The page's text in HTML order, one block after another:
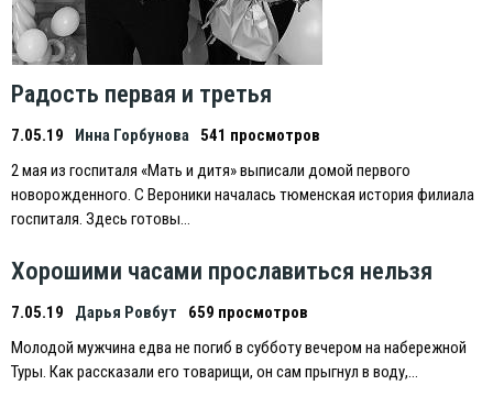
Радость первая и третья
7.05.19 Инна Горбунова 541 просмотров
2 мая из госпиталя «Мать и дитя» выписали домой первого
новорожденного. С Вероники началась тюменская история филиала
госпиталя. Здесь готовы…
Хорошими часами прославиться нельзя
7.05.19 Дарья Ровбут
659 просмотров
Молодой мужчина едва не погиб в субботу вечером на набережной
Туры. Как рассказали его товарищи, он сам прыгнул в воду,…